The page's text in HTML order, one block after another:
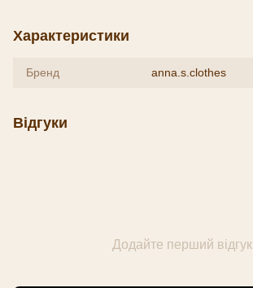
Характеристики
Бренд anna.s.clothes
Відгуки
Додайте перший відгук